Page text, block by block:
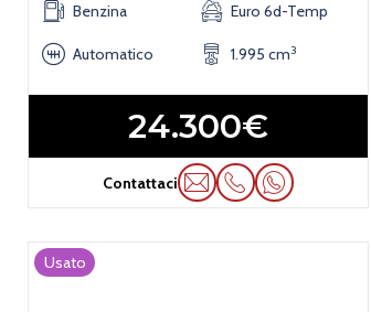
Benzina Euro 6d-Temp
Automatico 1.995 cm3
24.300€
Contattaci
Usato